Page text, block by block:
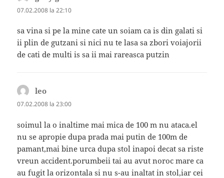
07.02.2008 la 22:10
sa vina si pe la mine cate un soiam ca is din galati si
ii plin de gutzani si nici nu te lasa sa zbori voiajorii
de cati de multi is sa ii mai rareasca putzin
leo
07.02.2008 la 23:00
soimul la o inaltime mai mica de 100 m nu ataca.el
nu se apropie dupa prada mai putin de 100m de
pamant,mai bine urca dupa stol inapoi decat sa riste
vreun accident.porumbeii tai au avut noroc mare ca
au fugit la orizontala si nu s-au inaltat in stol,iar cei